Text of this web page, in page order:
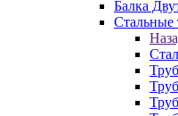
Балка
Стальные